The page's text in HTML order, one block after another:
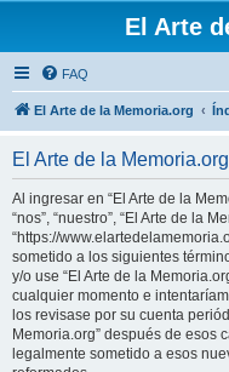
El Arte
FAQ
El Arte de la Memoria.org
El Arte de la
Al ingresar en “El Arte de la
“nos”, “nuestro”, “El Arte de la
“https://
sometido a los siguientes
y/o use “El Arte de la
cualquier momento e
los revisase por su cuenta
Memoria.org” después de esos
legalmente sometido a esos